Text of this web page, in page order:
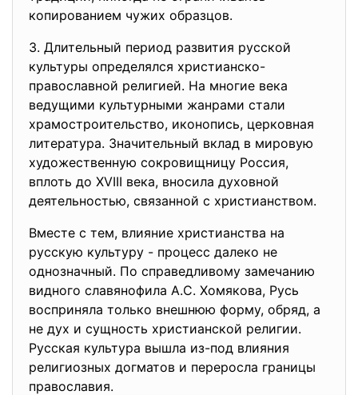
копированием чужих образцов.
3. Длительный период развития русской
культуры определялся христианско-
православной религией. На многие века
ведущими культурными жанрами стали
храмостроительство, иконопись, церковная
литература. Значительный вклад в мировую
художественную сокровищницу Россия,
вплоть до XVIII века, вносила духовной
деятельностью, связанной с христианством.
Вместе с тем, влияние христианства на
русскую культуру - процесс далеко не
однозначный. По справедливому замечанию
видного славянофила А.С. Хомякова, Русь
восприняла только внешнюю форму, обряд, а
не дух и сущность христианской религии.
Русская культура вышла из-под влияния
религиозных догматов и переросла границы
православия.